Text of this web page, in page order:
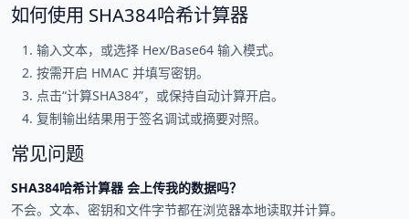
如何使用 SHA384哈希计算器
输入文本，或选择 Hex/Base64 输入模式。
按需开启 HMAC 并填写密钥。
点击“计算SHA384”，或保持自动计算开启。
复制输出结果用于签名调试或摘要对照。
常见问题
SHA384哈希计算器 会上传我的数据吗？
不会。文本、密钥和文件字节都在浏览器本地读取并计算。